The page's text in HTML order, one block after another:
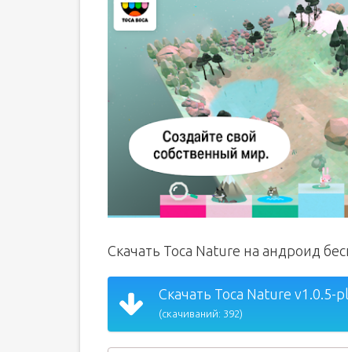
Скачать Toca Nature на андроид
Скачать Toca Nature v1.0.5-
(скачиваний: 392)